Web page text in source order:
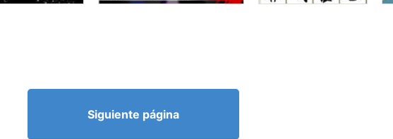
Siguiente página